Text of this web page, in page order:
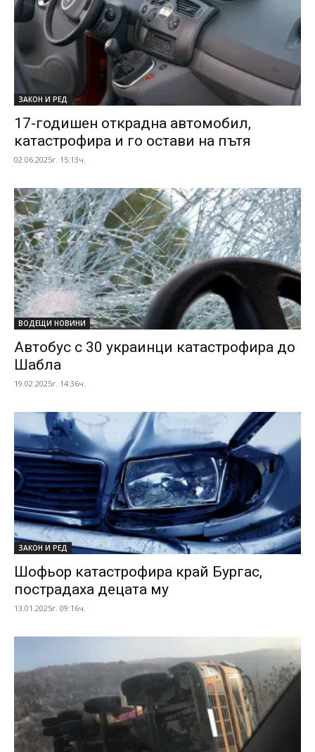
ЗАКОН И РЕД
17-годишен открадна автомобил,
катастрофира и го остави на пътя
02.06.2025г. 15:13ч.
ВОДЕЩИ НОВИНИ
Автобус с 30 украинци катастрофира до
Шабла
19.02.2025г. 14:36ч.
ЗАКОН И РЕД
Шофьор катастрофира край Бургас,
пострадаха децата му
13.01.2025г. 09:16ч.